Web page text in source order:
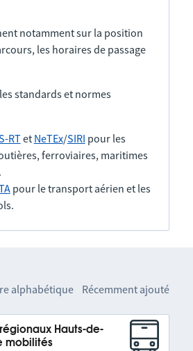
notamment sur la position
les horaires de passage
standards et normes
RTet NeTEx/SIRI pour les
ferroviaires, maritimes
pour le transport aérien et les
alphabétique Récemment ajouté
régionaux Hauts-de-
mobilités